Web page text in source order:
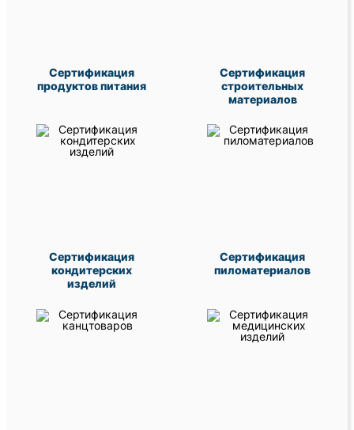
Сертификация
продуктов питания
Сертификация
строительных
материалов
Сертификация
кондитерских
изделий
Сертификация
пиломатериалов